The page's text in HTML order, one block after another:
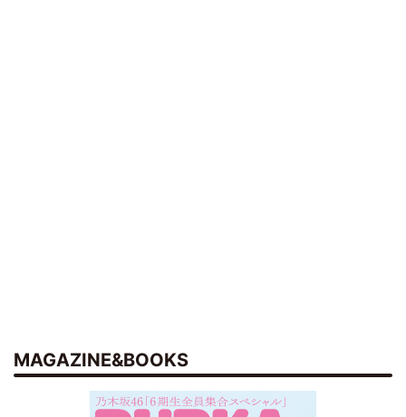
MAGAZINE&BOOKS